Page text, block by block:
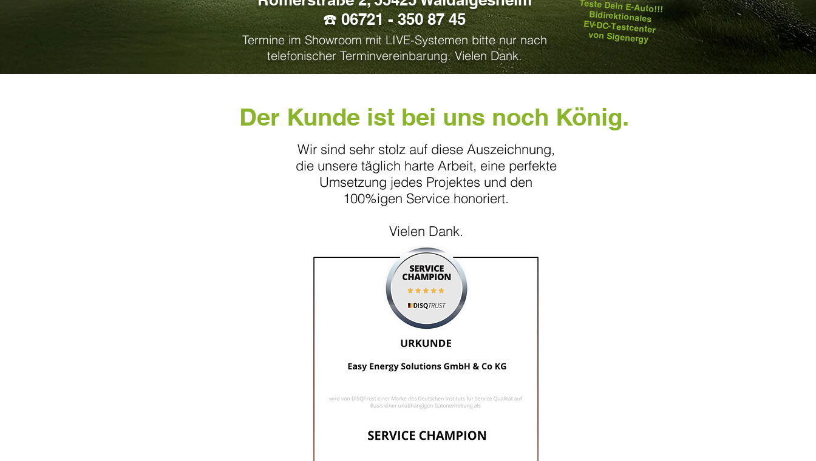
Teste Dein E-Auto!!!
Bidirektionales
EV-DC-Testcenter
von Sigenergy
☎️ 06721 - 350 87 45
Termine im Showroom mit LIVE-Systemen bitte nur nach
telefonischer Terminvereinbarung. Vielen Dank.
Der Kunde ist bei uns noch König.
Wir sind sehr stolz auf diese Auszeichnung,
die unsere täglich harte Arbeit, eine perfekte
Umsetzung jedes Projektes und den
100%igen Service honoriert.
Vielen Dank.